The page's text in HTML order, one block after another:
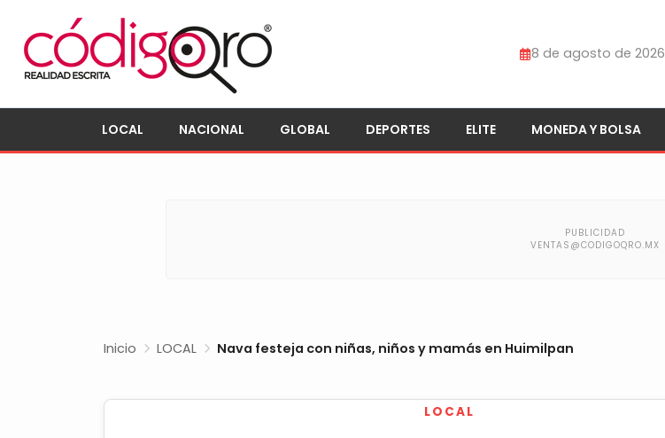
8 de agosto de 2026
LOCAL NACIONAL GLOBAL DEPORTES ELITE MONEDA Y BOLSA
Inicio LOCAL Nava festeja con niñas, niños y mamás en Huimilpan
LOCAL